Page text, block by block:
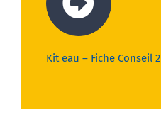
Kit eau – Fiche Conseil 2